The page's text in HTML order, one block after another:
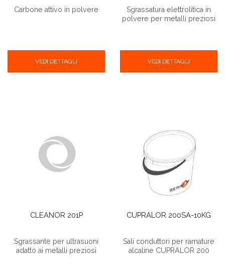
Carbone attivo in polvere
VEDI DETTAGLI
Sgrassatura elettrolitica in
polvere per metalli preziosi
VEDI DETTAGLI
CLEANOR 201P
Sgrassante per ultrasuoni
adatto ai metalli preziosi
CUPRALOR 200SA-10KG
Sali conduttori per ramature
alcaline CUPRALOR 200